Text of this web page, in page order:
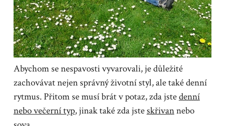
Abychom se nespavosti vyvarovali, je důležité
zachovávat nejen správný životní styl, ale také denní
rytmus. Přitom se musí brát v potaz, zda jstedenní
nebo večerní typ, jinak také zda jsteskřivannebo